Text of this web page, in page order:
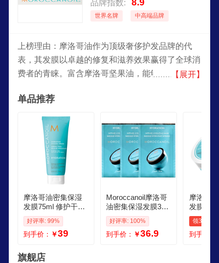
品牌指数:
世界名牌 中高端品牌
上榜理由：摩洛哥油作为顶级奢侈护发品牌的代
表，其发膜以卓越的修复和滋养效果赢得了全球消
费者的青睐。富含摩洛哥坚果油，能够深层滋养发
效防止毛躁和断发。
【展开】
单品推荐
摩洛哥油密集保湿
发膜75ml 修护干枯
强韧柔顺进口
好评率: 99%
到手价： ￥39
Moroccanoil摩洛哥
油密集保湿发膜30
ml3滋养保湿柔顺临
期清仓
好评率: 100%
到手价： ￥36.9
摩洛哥
发膜
水保湿
软发质
领30元券
到手价：
旗舰店